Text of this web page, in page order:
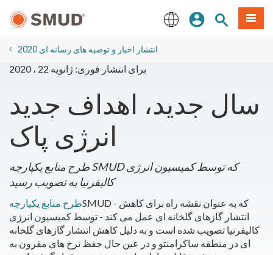
اصلی
ورودسایتمنو
2020 انتشار اخبار و توصیه های رسانه ای
برای انتشار فوری: ژانویه 22 ، 2020
سال جدید، اهداف جدید
انرژی پاک
طرح منابع یکپارچه SMUD که توسط کمیسیون انرژی
کالیفرنیا به تصویب رسید
طرح منابع یکپارچهSMUD - که به عنوان نقشه راه برای کاهش
انتشار گازهای گلخانه ای عمل می کند - توسط کمیسیون انرژی
کالیفرنیا تصویب شده است و به دلیل کاهش انتشار گازهای گلخانه
ای در منطقه ساکرامنتو و در عین حال حفظ نرخ های مقرون به